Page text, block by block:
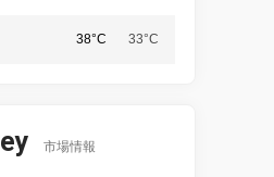
38°C 33°C
市場情報